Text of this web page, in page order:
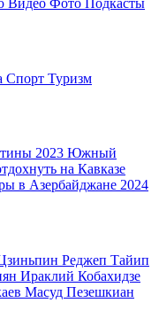
Спорт Туризм
2023 Южный
на Кавказе
в Азербайджане 2024
Реджеп Тайип
Ираклий Кобахидзе
Масуд Пезешкиан